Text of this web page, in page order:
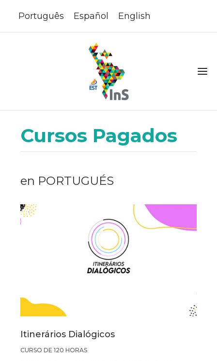
Português Español English
Cursos Pagados
en PORTUGUÉS
Itinerários Dialógicos
CURSO DE 120 HORAS